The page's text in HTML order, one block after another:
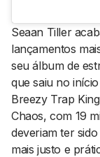
Seaan Tiller
lançamentos
seu álbum de
que saiu no
Breezy Trap
Chaos, com 19
deveriam ter
mais justo e